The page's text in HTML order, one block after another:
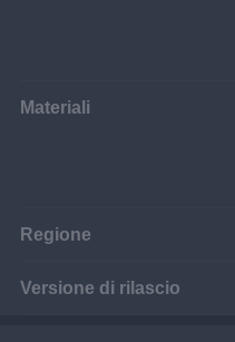
Materiali
Regione
Versione di rilascio